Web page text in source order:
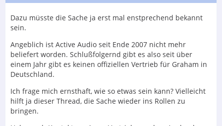
Dazu müsste die Sache ja erst mal enstprechend bekannt
sein.
Angeblich ist Active Audio seit Ende 2007 nicht mehr
beliefert worden. Schlußfolgernd gibt es also seit über
einem Jahr gibt es keinen offiziellen Vertrieb für Graham in
Deutschland.
Ich frage mich ernsthaft, wie so etwas sein kann? Vielleicht
hilft ja dieser Thread, die Sache wieder ins Rollen zu
bringen.